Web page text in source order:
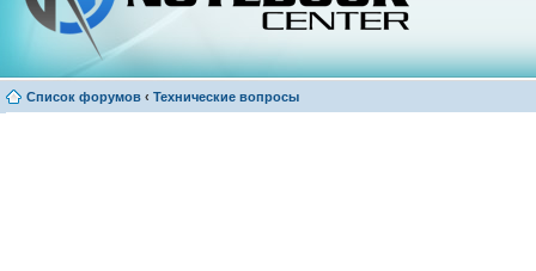
Список форумов ‹ Технические вопросы